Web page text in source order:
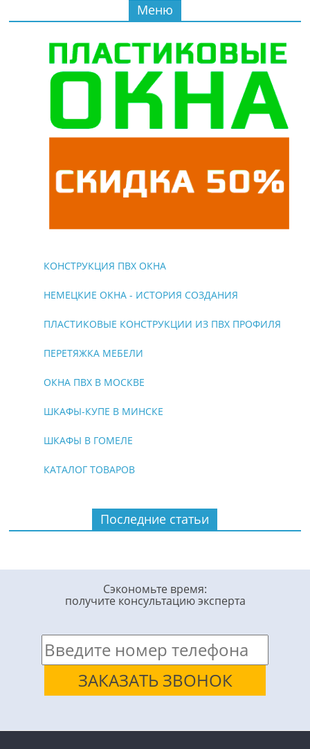
Меню
КОНСТРУКЦИЯ ПВХ ОКНА
НЕМЕЦКИЕ ОКНА - ИСТОРИЯ СОЗДАНИЯ
ПЛАСТИКОВЫЕ КОНСТРУКЦИИ ИЗ ПВХ ПРОФИЛЯ
ПЕРЕТЯЖКА МЕБЕЛИ
ОКНА ПВХ В МОСКВЕ
ШКАФЫ-КУПЕ В МИНСКЕ
ШКАФЫ В ГОМЕЛЕ
КАТАЛОГ ТОВАРОВ
Последние статьи
Сэкономьте время:
получите консультацию эксперта